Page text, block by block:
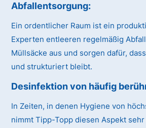
Abfallentsorgung:
Ein ordentlicher Raum ist ein
Experten entleeren regelmäßig
Müllsäcke aus und sorgen dafür,
und strukturiert bleibt.
Desinfektion von häufig
In Zeiten, in denen Hygiene von
nimmt Tipp-Topp diesen Aspekt